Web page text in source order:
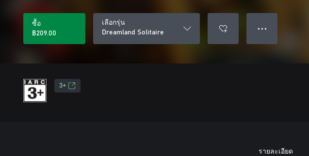
ซื้อ
฿209.00
เลือกรุ่น
Dreamland Solitaire
● ● ●
3+
รายละเอียด